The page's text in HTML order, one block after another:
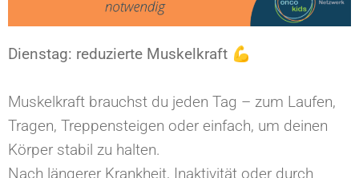
Dienstag: reduzierte Muskelkraft⁠ 💪
Muskelkraft brauchst du jeden Tag – zum Laufen,
Tragen, Treppensteigen oder einfach, um deinen
Körper stabil zu halten.⁠
Nach längerer Krankheit, Inaktivität oder durch